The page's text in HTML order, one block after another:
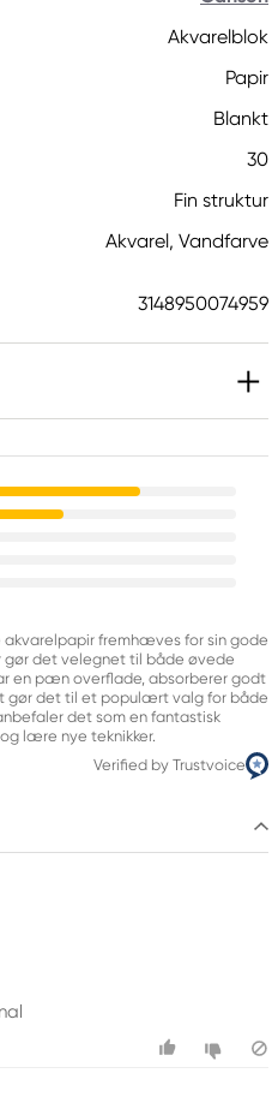
Akvarelblok
Papir
Blankt
30
Fin struktur
Akvarel, Vandfarve
3148950074959
akvarelpapir fremhæves for sin gode
gør det velegnet til både øvede
en pæn overflade, absorberer godt
gør det til et populært valg for både
det som en fantastisk
lære nye teknikker.
Verified by Trustvoice